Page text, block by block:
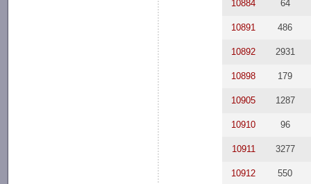
10884 64
10891 486
10892 2931
10898 179
10905 1287
10910 96
10911 3277
10912 550